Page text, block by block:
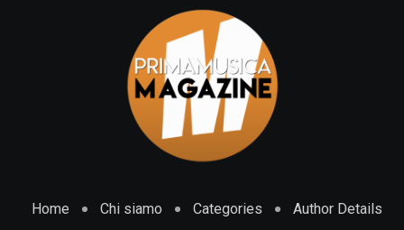
Home Chi siamo Categories Author Details